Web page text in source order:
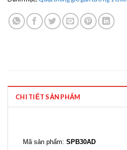
CHI TIẾT SẢN PHẨM
Mã sản phẩm: SPB30AD